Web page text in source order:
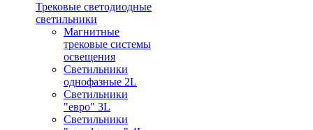
Трековые светодиодные
светильники
Магнитные
трековые системы
освещения
Светильники
однофазные 2L
Светильники
"евро" 3L
Светильники